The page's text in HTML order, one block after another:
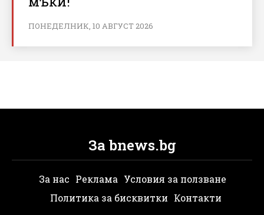
ПОНЕДЕЛНИК, 10 АВГУСТ 2026
За bnews.bg
За нас Реклама Условия за ползване
Политика за бисквитки Контакти